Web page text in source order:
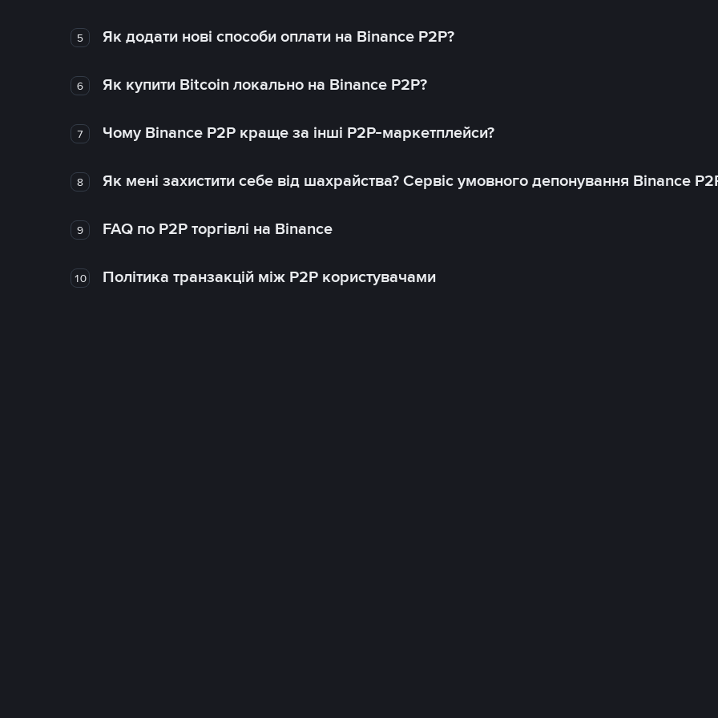
5 Як додати нові способи оплати на Binance P2P?
6 Як купити Bitcoin локально на Binance P2P?
7 Чому Binance P2P краще за інші P2P-маркетплейси?
8 Як мені захистити себе від шахрайства? Сервіс умовного депонування Binance
9 FAQ по P2P торгівлі на Binance
10 Політика транзакцій між P2P користувачами